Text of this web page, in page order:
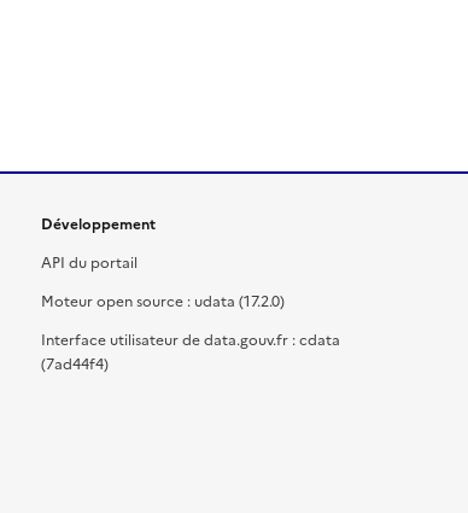
Développement
API du portail
Moteur open source : udata (17.2.0)
Interface utilisateur de data.gouv.fr : cdata
(7ad44f4)